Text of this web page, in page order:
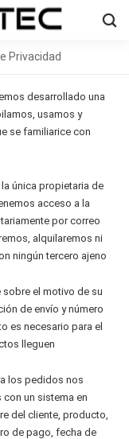
Privacidad
desarrollado una
usamos y
se familiarice con
única propietaria de
acceso a la
por correo
alquilaremos ni
ningún tercero ajeno
el motivo de su
de envío y número
es necesario para el
lleguen
los pedidos nos
un sistema en
del cliente, producto,
de pago, fecha de